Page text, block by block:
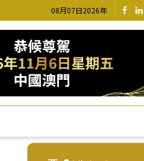
08月07日2026年